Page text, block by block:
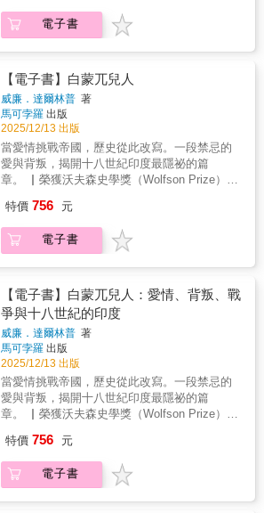
等途徑，建構對彼此的認知。其中既有對現代
化的期待，也有來自利益與文明觀差異的誤解
掛鉤。辛亥革命後的政局動盪，在許多日本人
眼中，成為中國「不具備成為現代國家能力」
的證據，這不僅影響了輿論，更深刻塑造了之
後數十年日本的對華政策。 在中國現代史
中，談論到中日關係，往往聚焦於彼此的對立
與戰爭上。在這種敘事的角度下，對於雙方通
常以失敗告終的「共存」嘗試，便往往遭到忽
視。「共存」之所以難以成功，其根本原因在
於，雙方的「共存」基礎極不穩固。日本的
方面，任何與日本的合作，都極易在民族主義
高漲與「共和」正當性的爭論中，被貼上「賣
國」的標籤。 奠定現代中國與日本關係的
歷史中，中日戰爭是雙方爭執的高峰，並深刻
形塑戰後東亞外交格局。這場戰爭不僅是武力
的正面衝突，更包含在全面對立下仍持續進行
的交涉與溝通。事實證明，即便在最黑暗的時
代，中日之間仍未徹底斷絕聯繫。戰爭本身也
深刻地改變了中國的「共和」進程，最終促使
中國共產黨的勝出，從而也決定性地改變了戰
後日中關係的格局。 中國追求「共和」的
內部奮鬥，是理解近代日中關係中最重要、也
向，無論是提攜、干預，還是侵略，都源於其
對「中國將成為什麼樣的國家」的想像。而中
國內部的政治鬥爭，也往往利用對日關係作為
的商業路線曾遠達菲律賓、暹羅、日本，讓福
建安海一度成為東亞貿易的重要節點；而他們
的思維超越帝國官員與文人眼界，更非反清復
的興起與消失，不屬於任何一國的國史，必須
從世界的角度理解。本書重返17世紀東亞海
域，呈現這個跨國空間風雲詭譎的歷史動態：
中國為中心的東亞朝貢體系，為何遭遇挑戰？
豐臣秀吉為何攻打朝鮮？德川幕府如何計劃發
展自己為中心的世界體系？ 荷蘭、西班牙、
葡萄牙，歐洲勢力如何在東亞海域上競爭？
中華陸地政權互動？ 滿人進逼下，鄭芝龍為
何曾盤算據福建獨立？ 臺灣如何被織入世界
的網，海上傭兵集團如何影響臺灣歷史？
洲，所向披靡，但在東亞面對著南宋、高麗和
日本，為何顯得老鼠拉龜、無處下手？◎明亡
◎日本殖民統治台灣長達五十年、朝鮮也有三
十多年，但二戰後兩地民眾對日本的態度為何
截然不同？◎自蘆溝橋事變以來，日本一而
再、再而三地誤判形勢，「支那通」系統是
「失靈」還是已經「失控」了？◎汪精衛選擇
投日，是順應了當時國民政府內部的主流意
見，還是錯誤地解讀這些所謂的「悲觀言
論」？ 《千年東亞》涵蓋的時間跨度超過
一千年，起於五世紀，終於二十世紀中，以
後登上歷史舞台的民族、國家則點綴穿插其
間。 書中收錄的70篇專題文章，呈現東亞
歷史截然不同的樣貌；以影劇、武俠小說、時
事、旅遊景點等主題為引，析出古今細如絲縷
的巧妙連結。無論是歷史學說或故事，作者都
能信手拈來，深入淺出。 古代中國由於國
土、國力大於周邊國家，往往在軍事、文化、
政治、經濟等層面影響鄰國，而日本、朝鮮是
最直接受到影響的國家／區域。因此，本書前
半著重中、朝之間的互動，後半強調中、日之
間的競合。 作者從朝鮮各王朝的史事來敘
述中、朝之間的互動。朝鮮王朝多奉中國為宗
為朝鮮主要國策，但也會適時引海彼端的日本
為援，以確保自身的獨立性，半島因而成為中
日的競逐場。 中日的競合可從兩國的淵源
電子書
【電子書】白蒙兀兒人
威廉．達爾林普 著
馬可孛羅 出版
2025/12/13 出版
當愛情挑戰帝國，歷史從此改寫。一段禁忌的
愛與背叛，揭開十八世紀印度最隱祕的篇
章。 ▏榮獲沃夫森史學獎（Wolfson Prize）▏
評價▏收錄逾60幅精緻彩圖 一部瑰麗、迷人且
重要的著作……既是壯闊場景的織錦，亦是動
人情詩。威廉•達爾林普筆下的殖民地戀曲，將
拉巴，一段跨越文化與宗教的禁忌愛情正在展
開。英國駐海得拉巴代表詹姆斯・阿基里斯・
科克派翠克，在宮廷裡邂逅了首相的孫女海
兒・妮莎。他深深愛上她，不惜皈依伊斯蘭
教，甚至成為對抗東印度公司的雙重間諜。這
段愛情故事，交織著宮廷陰謀、後宮政治、宗
教爭議與家族衝突。然而，它並非孤立的傳
奇，而是「白蒙兀兒」現象的一部分——那些
身穿印度服飾、採納當地習俗的歐洲人，挑戰
了殖民秩序的界線，令東印度公司尷尬不已。
建了英國駐海得拉巴宮廷公使詹姆斯・阿基里
斯・科克派翠克的非凡故事。他不顧傳統，迎
娶了海得拉巴首相的孫女海兒・妮莎，甚至皈
特價 756 元
電子書
【電子書】白蒙兀兒人：愛情、背叛、戰
爭與十八世紀的印度
威廉．達爾林普 著
馬可孛羅 出版
2025/12/13 出版
當愛情挑戰帝國，歷史從此改寫。一段禁忌的
愛與背叛，揭開十八世紀印度最隱祕的篇
章。 ▏榮獲沃夫森史學獎（Wolfson Prize）▏
評價▏收錄逾60幅精緻彩圖 一部瑰麗、迷人且
重要的著作……既是壯闊場景的織錦，亦是動
人情詩。威廉•達爾林普筆下的殖民地戀曲，將
特價 756 元
電子書